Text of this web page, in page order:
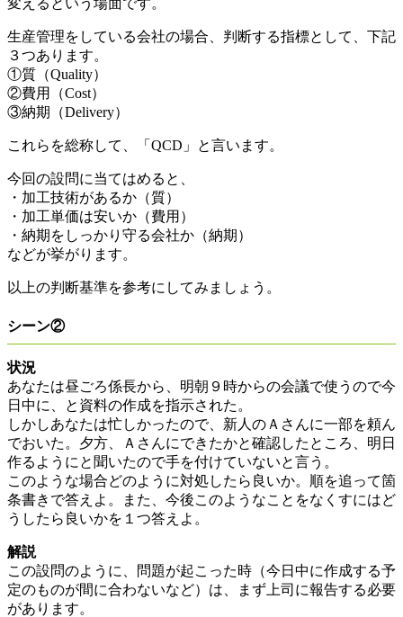
変えるという場面です。
生産管理をしている会社の場合、判断する指標として、下記
３つあります。
①質（Quality）
②費用（Cost）
③納期（Delivery）
これらを総称して、「QCD」と言います。
今回の設問に当てはめると、
・加工技術があるか（質）
・加工単価は安いか（費用）
・納期をしっかり守る会社か（納期）
などが挙がります。
以上の判断基準を参考にしてみましょう。
シーン②
状況
あなたは昼ごろ係長から、明朝９時からの会議で使うので今
日中に、と資料の作成を指示された。
しかしあなたは忙しかったので、新人のＡさんに一部を頼ん
でおいた。夕方、Ａさんにできたかと確認したところ、明日
作るようにと聞いたので手を付けていないと言う。
このような場合どのように対処したら良いか。順を追って箇
条書きで答えよ。また、今後このようなことをなくすにはど
うしたら良いかを１つ答えよ。
解説
この設問のように、問題が起こった時（今日中に作成する予
定のものが間に合わないなど）は、まず上司に報告する必要
があります。